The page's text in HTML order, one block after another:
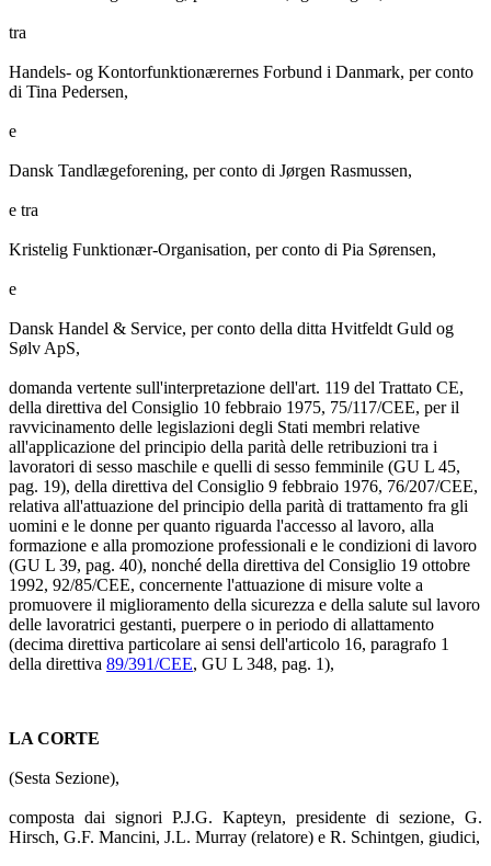
tra
Handels- og Kontorfunktionærernes Forbund i Danmark, per conto
di Tina Pedersen,
e
Dansk Tandlægeforening, per conto di Jørgen Rasmussen,
e tra
Kristelig Funktionær-Organisation, per conto di Pia Sørensen,
e
Dansk Handel & Service, per conto della ditta Hvitfeldt Guld og
Sølv ApS,
domanda vertente sull'interpretazione dell'art. 119 del Trattato CE,
della direttiva del Consiglio 10 febbraio 1975, 75/117/CEE, per il
ravvicinamento delle legislazioni degli Stati membri relative
all'applicazione del principio della parità delle retribuzioni tra i
lavoratori di sesso maschile e quelli di sesso femminile (GU L 45,
pag. 19), della direttiva del Consiglio 9 febbraio 1976, 76/207/CEE,
relativa all'attuazione del principio della parità di trattamento fra gli
uomini e le donne per quanto riguarda l'accesso al lavoro, alla
formazione e alla promozione professionali e le condizioni di lavoro
(GU L 39, pag. 40), nonché della direttiva del Consiglio 19 ottobre
1992, 92/85/CEE, concernente l'attuazione di misure volte a
promuovere il miglioramento della sicurezza e della salute sul lavoro
delle lavoratrici gestanti, puerpere o in periodo di allattamento
(decima direttiva particolare ai sensi dell'articolo 16, paragrafo 1
della direttiva 89/391/CEE, GU L 348, pag. 1),
LA CORTE
(Sesta Sezione),
composta dai signori P.J.G. Kapteyn, presidente di sezione, G.
Hirsch, G.F. Mancini, J.L. Murray (relatore) e R. Schintgen, giudici,